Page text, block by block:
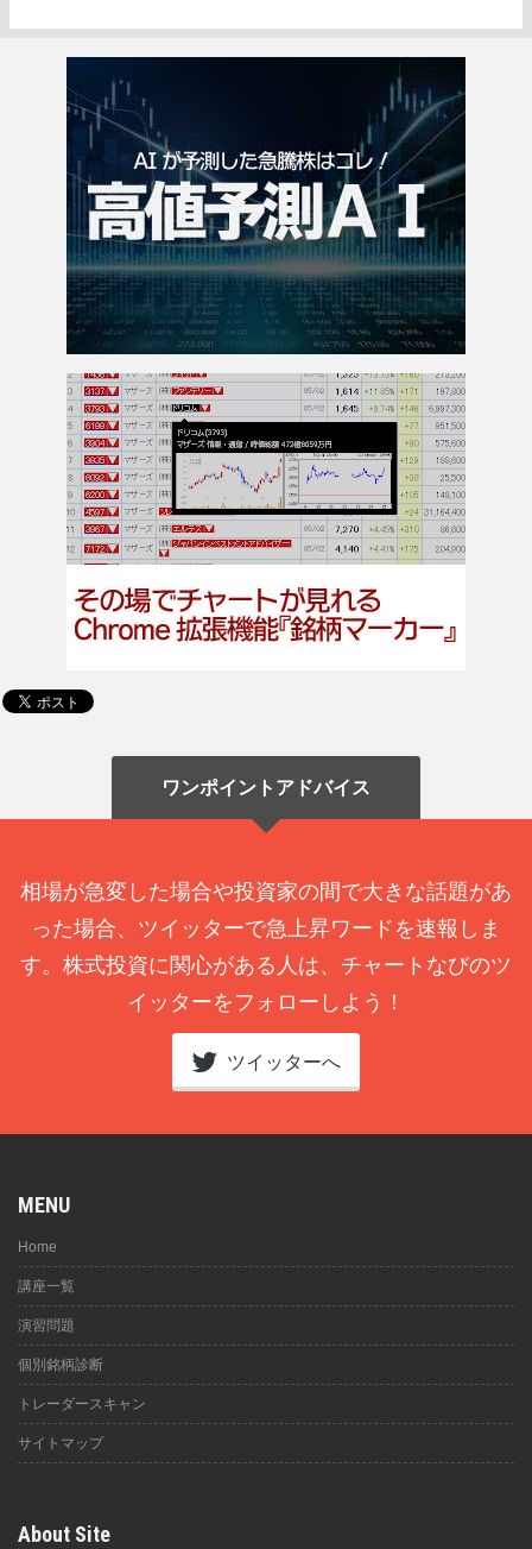
ワンポイントアドバイス
相場が急変した場合や投資家の間で大きな話題があ
った場合、ツイッターで急上昇ワードを速報しま
す。株式投資に関心がある人は、チャートなびのツ
イッターをフォローしよう！
ツイッターへ
MENU
Home
講座一覧
演習問題
個別銘柄診断
トレーダースキャン
サイトマップ
About Site